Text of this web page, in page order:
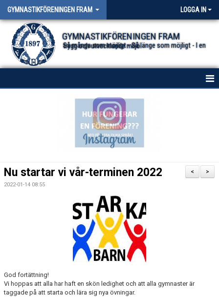
GYMNASTIKFÖRENINGEN FRAM LOGGA IN
GYMNASTIKFÖRENINGEN FRAM
Så många som möjligt - Så länge som möjligt - I en trygg och utvecklande miljö.
NYHETER FÖR ALLA TRUPPER
>
<
Nu startar vi vår-terminen 2022
2022-01-14 08:55
God fortättning!
Vi hoppas att alla har haft en skön ledighet och att alla gymnaster är
taggade på att starta och lära sig nya övningar.